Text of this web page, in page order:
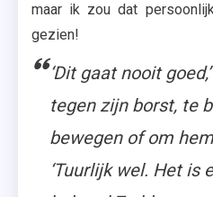
maar ik zou dat
gezien!
‘Dit gaat nooit
tegen zijn borst, te
bewegen of om
‘Tuurlijk wel. Het is